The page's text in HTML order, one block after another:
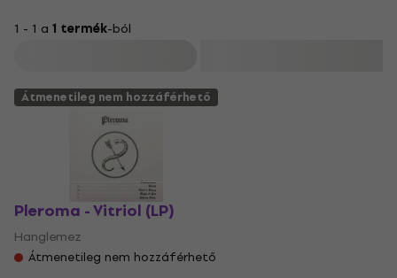
1 - 1 a 1 termék-ból
Átmenetileg nem hozzáférhető
Pleroma - Vitriol (LP)
Hanglemez
Átmenetileg nem hozzáférhető